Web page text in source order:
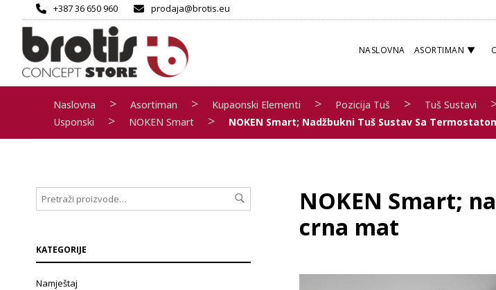
+387 36 650 960 prodaja@brotis.eu
NASLOVNA ASORTIMAN
Naslovna > Asortiman > Kupaonski Elementi > Pozicija Tuš > Tuš Sustavi
Usponski
> NOKEN Smart > NOKEN Smart; Nadžbukni Tuš Sustav Sa
NOKEN Smart;
crna mat
KATEGORIJE
Namještaj